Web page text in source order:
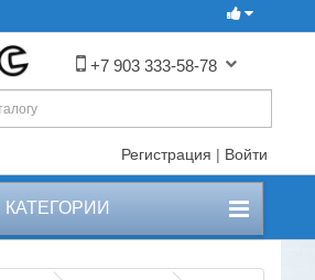
+7 903 333-58-78
Регистрация | Войти
КАТЕГОРИИ